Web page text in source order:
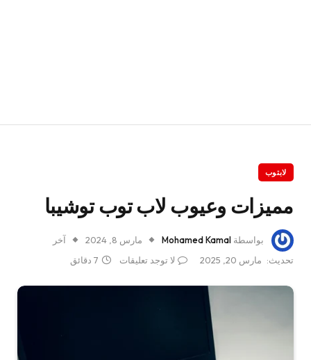
لابتوب
مميزات وعيوب لاب توب توشيبا
بواسطة Mohamed Kamal مارس 8, 2024
آخر
تحديث: مارس 20, 2025 لا توجد تعليقات 7 دقائق